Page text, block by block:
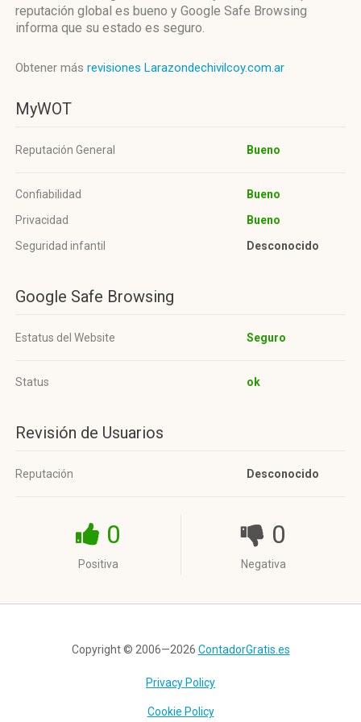
reputación global es bueno y Google Safe Browsing
informa que su estado es seguro.
Obtener más revisiones Larazondechivilcoy.com.ar
MyWOT
Reputación General Bueno
Confiabilidad
Bueno
Privacidad
Bueno
Seguridad infantil
Desconocido
Google Safe Browsing
Estatus del Website Seguro
Status ok
Revisión de Usuarios
Reputación Desconocido
0
Positiva
0
Negativa
Copyright © 2006—2026 ContadorGratis.es
Privacy Policy
Cookie Policy